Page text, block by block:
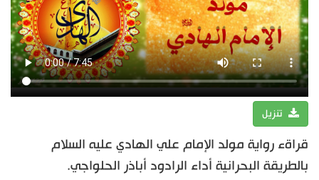
تنزيل
قراةء رواية مولد الإمام علي الهادي عليه السلام
بالطريقة البحرانية أداء الرادود أباذر الحلواجي.